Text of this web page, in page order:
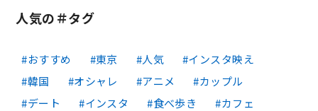
人気の＃タグ
おすすめ 東京 人気
インスタ映え
韓国
オシャレ アニメ
カップル
デート
インスタ 食べ歩き
カフェ